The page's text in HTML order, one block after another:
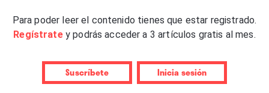
de Bárbara Bulhão. Una obra, que así descrita, puede
sugerir la simple colección de los mejores
hasta cierto punto lo es, supone, por otro lado, el
resultado vivo y mutante de un minucioso proceso
Para poder leer el contenido tienes que estar registrado.
Regístrate y podrás acceder a 3 artículos gratis al mes.
Suscríbete Inicia sesión